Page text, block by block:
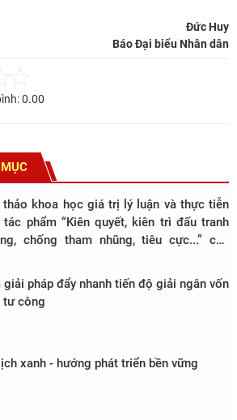
Đức Huy
Báo Đại biểu Nhân dân
0.00
thảo khoa học giá trị lý luận và thực tiễn
tác phẩm “Kiên quyết, kiên trì đấu tranh
chống tham nhũng, tiêu cực...” của
giải pháp đẩy nhanh tiến độ giải ngân vốn
tư công
xanh - hướng phát triển bền vững